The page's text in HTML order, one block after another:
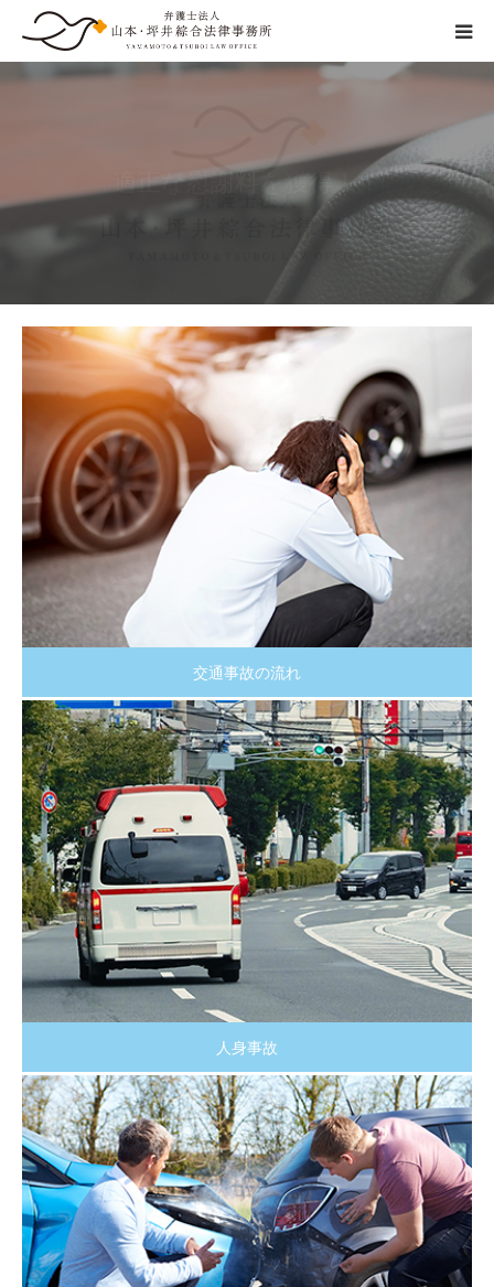
弁護士費用特約保険に加入している方
は、自己負担金ゼロ！！
交通事故の流れ
人身事故
弁護士費用
その他